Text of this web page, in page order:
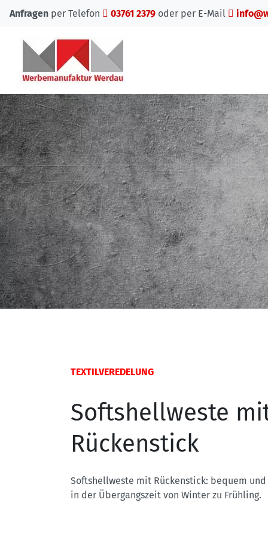
Anfragen per Telefon 03761 2379 oder per E-Mail
TEXTILVEREDELUNG
Softshellweste
Rückenstick
Softshellweste mit Rückenstick: bequem
in der Übergangszeit von Winter zu Frühling.